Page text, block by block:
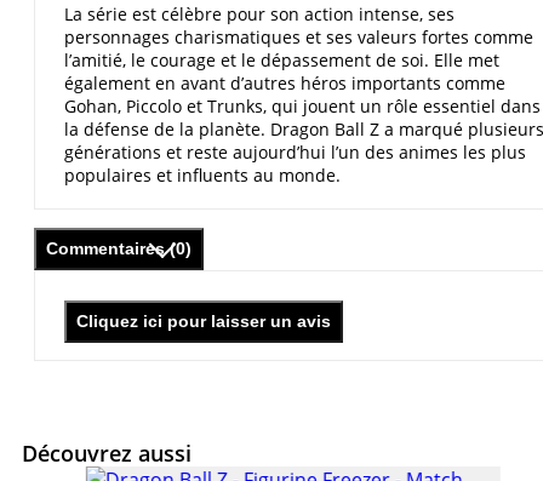
La série est célèbre pour son action intense, ses
personnages charismatiques et ses valeurs fortes comme
l’amitié, le courage et le dépassement de soi. Elle met
également en avant d’autres héros importants comme
Gohan, Piccolo et Trunks, qui jouent un rôle essentiel dans
la défense de la planète. Dragon Ball Z a marqué plusieurs
générations et reste aujourd’hui l’un des animes les plus
populaires et influents au monde.
Commentaires (0)
Cliquez ici pour laisser un avis
Découvrez aussi